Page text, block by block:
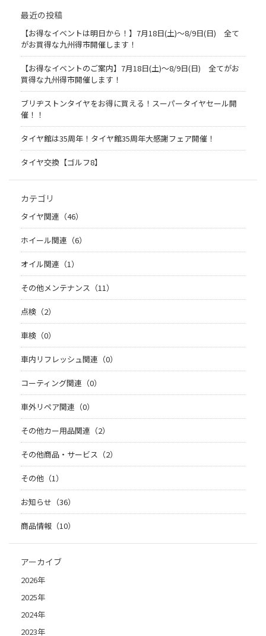
最近の投稿
【お得なイベントは明日から！】7月18日(土)～8/9日(日) 全て
がお買得な九州得市開催します！
【お得なイベントのご案内】7月18日(土)～8/9日(日) 全てがお
買得な九州得市開催します！
ブリヂストンタイヤをお得に買える！スーパータイヤセール開
催！！
タイヤ館は35周年！タイヤ館35周年大感謝フェア開催！
タイヤ交換【ゴルフ8】
カテゴリ
タイヤ関連（46）
ホイール関連（6）
オイル関連（1）
その他メンテナンス（11）
点検（2）
車検（0）
車内リフレッシュ関連（0）
コーティング関連（0）
車外リペア関連（0）
その他カー用品関連（2）
その他商品・サービス（2）
その他（1）
お知らせ（36）
商品情報（10）
アーカイブ
2026年
2025年
2024年
2023年